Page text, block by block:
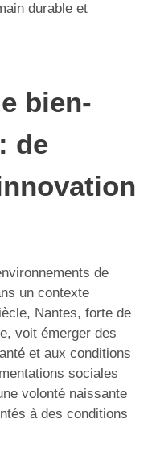
durable et
bien-
de
de
un contexte
Nantes, forte de
voit émerger des
et aux conditions
sociales
volonté naissante
à des conditions